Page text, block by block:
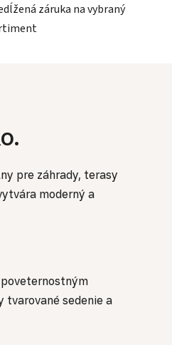
záruka na vybraný
pre záhrady, terasy
moderný a
tvarované sedenie a